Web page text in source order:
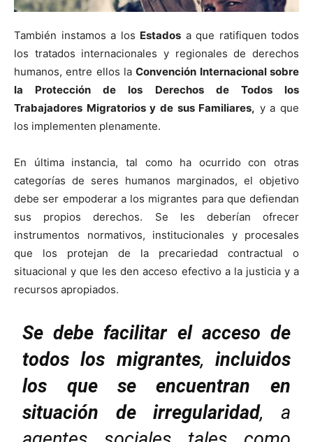
También instamos a los Estados a que ratifiquen todos
los tratados internacionales y regionales de derechos
humanos, entre ellos laConvención Internacional sobre
la Protección de los Derechos de Todos los
Trabajadores Migratorios y de sus Familiares, y a que
los implementen plenamente.
En última instancia, tal como ha ocurrido con otras
categorías de seres humanos marginados, el objetivo
debe ser empoderar a los migrantes para que defiendan
sus propios derechos. Se les deberían ofrecer
instrumentos normativos, institucionales y procesales
que los protejan de la precariedad contractual o
situacional y que les den acceso efectivo a la justicia y a
recursos apropiados.
Se debe facilitar el acceso de
todos los migrantes, incluidos
los que se encuentran en
situación de irregularidad, a